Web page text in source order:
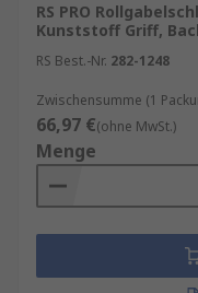
RS PRO
Kunststoff Griff,
RS Best.-Nr. 282-1248
Zwischensumme (1
66,97 €(ohne MwSt.)
Menge